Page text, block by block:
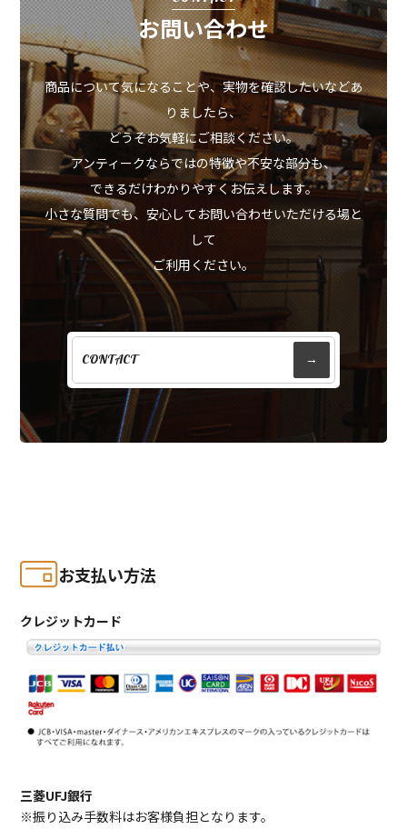
お問い合わせ
商品について気になることや、実物を確認したいなどあ
りましたら、
どうぞお気軽にご相談ください。
アンティークならではの特徴や不安な部分も、
できるだけわかりやすくお伝えします。
小さな質問でも、安心してお問い合わせいただける場と
して
ご利用ください。
CONTACT →
お支払い方法
クレジットカード
三菱UFJ銀行
※振り込み手数料はお客様負担となります。